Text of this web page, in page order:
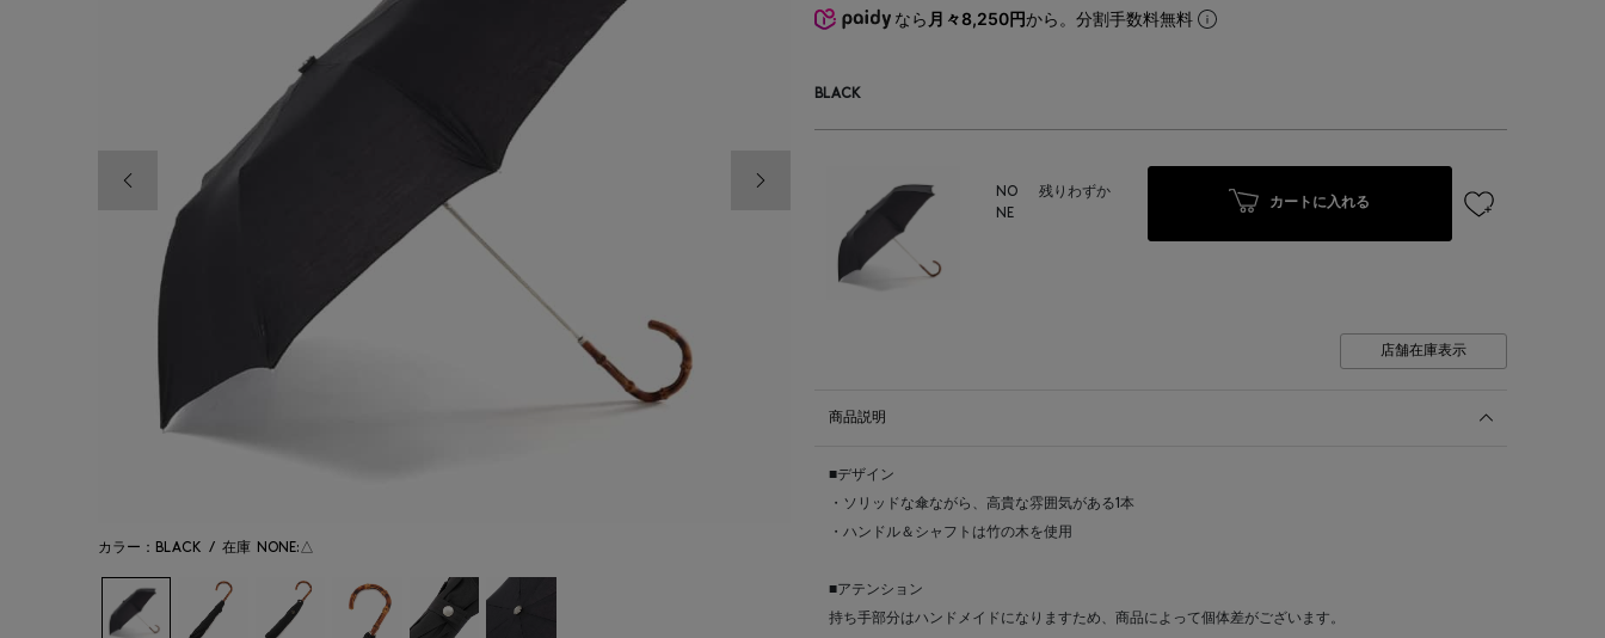
カラー：BLACK / 在庫 NONE:△
なら 月々8,250円から。分割手数料無料
BLACK
NO
NE
残りわずか
カートに入れる
店舗在庫表示
商品説明
■デザイン
・ソリッドな傘ながら、高貴な雰囲気がある1本
・ハンドル＆シャフトは竹の木を使用
■アテンション
持ち手部分はハンドメイドになりますため、商品によって個体差がございます。